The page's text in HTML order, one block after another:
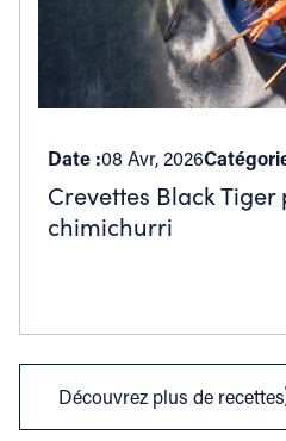
Date :08 Avr, 2026
Crevettes Black
chimichurri
Découvrez plus de recettes